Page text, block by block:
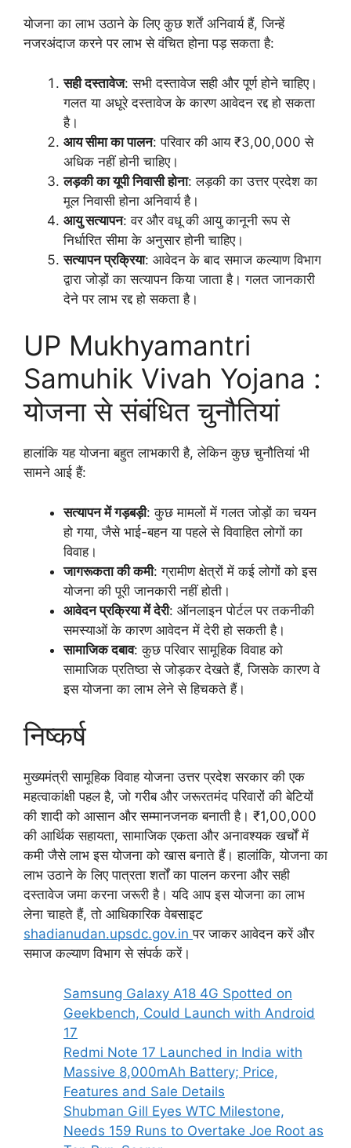
योजना का लाभ उठाने के लिए कुछ शर्तें अनिवार्य हैं, जिन्हें
नजरअंदाज करने पर लाभ से वंचित होना पड़ सकता है:
सही दस्तावेज: सभी दस्तावेज सही और पूर्ण होने चाहिए।
गलत या अधूरे दस्तावेज के कारण आवेदन रद्द हो सकता
है।
आय सीमा का पालन: परिवार की आय ₹3,00,000 से
अधिक नहीं होनी चाहिए।
लड़की का यूपी निवासी होना: लड़की का उत्तर प्रदेश का
मूल निवासी होना अनिवार्य है।
आयु सत्यापन: वर और वधू की आयु कानूनी रूप से
निर्धारित सीमा के अनुसार होनी चाहिए।
सत्यापन प्रक्रिया: आवेदन के बाद समाज कल्याण विभाग
द्वारा जोड़ों का सत्यापन किया जाता है। गलत जानकारी
देने पर लाभ रद्द हो सकता है।
UP Mukhyamantri
Samuhik Vivah Yojana :
योजना से संबंधित चुनौतियां
हालांकि यह योजना बहुत लाभकारी है, लेकिन कुछ चुनौतियां भी
सामने आई हैं:
सत्यापन में गड़बड़ी: कुछ मामलों में गलत जोड़ों का चयन
हो गया, जैसे भाई-बहन या पहले से विवाहित लोगों का
विवाह।
जागरूकता की कमी: ग्रामीण क्षेत्रों में कई लोगों को इस
योजना की पूरी जानकारी नहीं होती।
आवेदन प्रक्रिया में देरी: ऑनलाइन पोर्टल पर तकनीकी
समस्याओं के कारण आवेदन में देरी हो सकती है।
सामाजिक दबाव: कुछ परिवार सामूहिक विवाह को
सामाजिक प्रतिष्ठा से जोड़कर देखते हैं, जिसके कारण वे
इस योजना का लाभ लेने से हिचकते हैं।
निष्कर्ष
मुख्यमंत्री सामूहिक विवाह योजना उत्तर प्रदेश सरकार की एक
महत्वाकांक्षी पहल है, जो गरीब और जरूरतमंद परिवारों की बेटियों
की शादी को आसान और सम्मानजनक बनाती है। ₹1,00,000
की आर्थिक सहायता, सामाजिक एकता और अनावश्यक खर्चों में
कमी जैसे लाभ इस योजना को खास बनाते हैं। हालांकि, योजना का
लाभ उठाने के लिए पात्रता शर्तों का पालन करना और सही
दस्तावेज जमा करना जरूरी है। यदि आप इस योजना का लाभ
लेना चाहते हैं, तो आधिकारिक वेबसाइट
shadianudan.upsdc.gov.inपर जाकर आवेदन करें और
समाज कल्याण विभाग से संपर्क करें।
Samsung Galaxy A18 4G Spotted on
Geekbench, Could Launch with Android
17
Redmi Note 17 Launched in India with
Massive 8,000mAh Battery; Price,
Features and Sale Details
Shubman Gill Eyes WTC Milestone,
Needs 159 Runs to Overtake Joe Root as